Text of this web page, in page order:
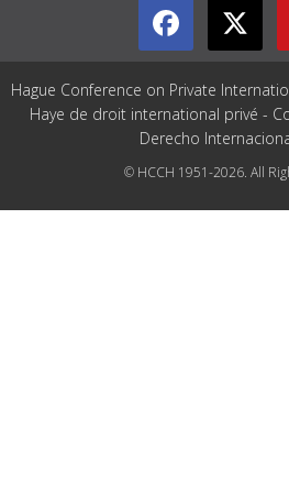
Hague Conference on Private
Haye de droit international privé -
Derecho
© HCCH 1951-2026. All